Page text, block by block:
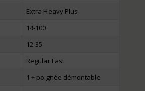
Extra Heavy Plus
14-100
12-35
Regular Fast
1 + poignée démontable